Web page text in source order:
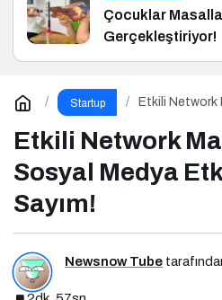
Çocuklar
Gerçekleştiriyor!
Startup
Etkili Network
Etkili Network
Sosyal Medya
Sayım!
Newsnow Tube